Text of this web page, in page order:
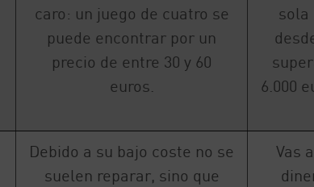
caro: un juego de cuatro se
puede encontrar por un
precio de entre 30 y 60
euros.
sola
6.000
Debido a su bajo coste no se
suelen reparar, sino que
Vas